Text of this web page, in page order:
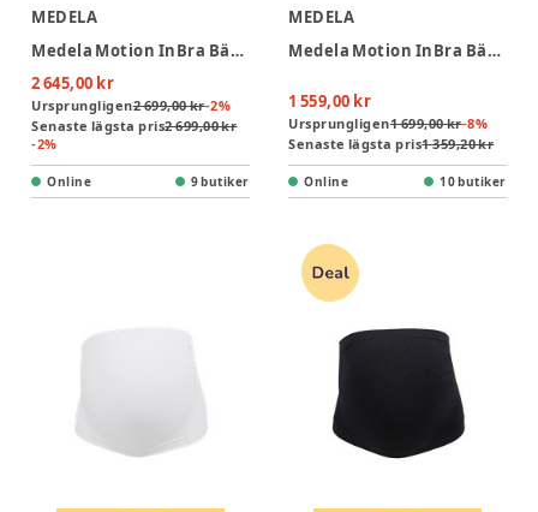
MEDELA
Medela Motion InBra Bärbar Bröstpump Dubbel
2 645,00 kr
Ursprungligen2 699,00 kr-2%
Senaste lägsta pris2 699,00 kr
-2%
Online 9 butiker
MEDELA
Medela Motion InBra Bärbar Bröstpump Enkel
1 559,00 kr
Ursprungligen1 699,00 kr-8%
Senaste lägsta pris1 359,20 kr
Online 10 butiker